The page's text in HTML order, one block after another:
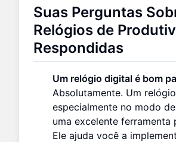
Suas Perguntas
Relógios de
Respondidas
Um relógio digital é bom
Absolutamente. Um
especialmente no modo
uma excelente ferramenta
Ele ajuda você a